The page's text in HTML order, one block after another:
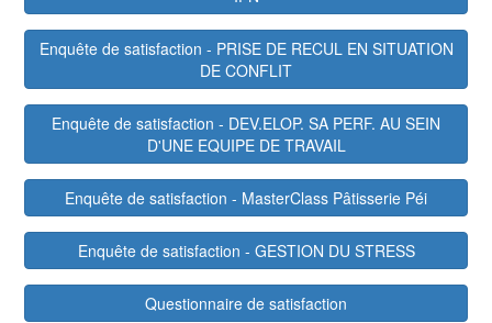
Enquête de satisfaction - PRISE DE RECUL EN SITUATION
DE CONFLIT
Enquête de satisfaction - DEV.ELOP. SA PERF. AU SEIN
D'UNE EQUIPE DE TRAVAIL
Enquête de satisfaction - MasterClass Pâtisserie Péi
Enquête de satisfaction - GESTION DU STRESS
Questionnaire de satisfaction